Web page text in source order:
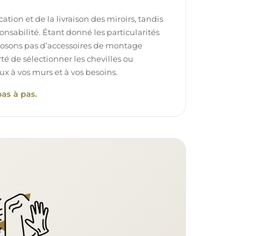
et de la livraison des miroirs, tandis
Étant donné les particularités
pas d’accessoires de montage
de sélectionner les chevilles ou
à vos murs et à vos besoins.
à pas.